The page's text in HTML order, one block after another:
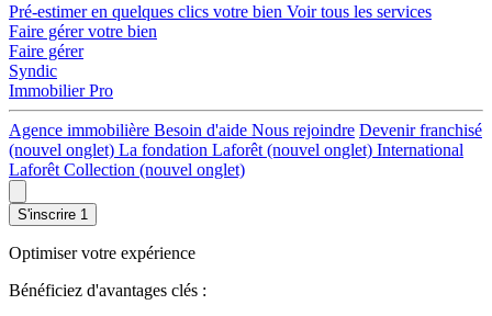
Pré-estimer en quelques clics votre bien Voir tous les services
Faire gérer votre bien
Faire gérer
Syndic
Immobilier Pro
Agence immobilière Besoin d'aide Nous rejoindre Devenir franchisé
(nouvel onglet) La fondation Laforêt (nouvel onglet) International
Laforêt Collection (nouvel onglet)
S'inscrire 1
Optimiser votre expérience
Bénéficiez d'avantages clés :